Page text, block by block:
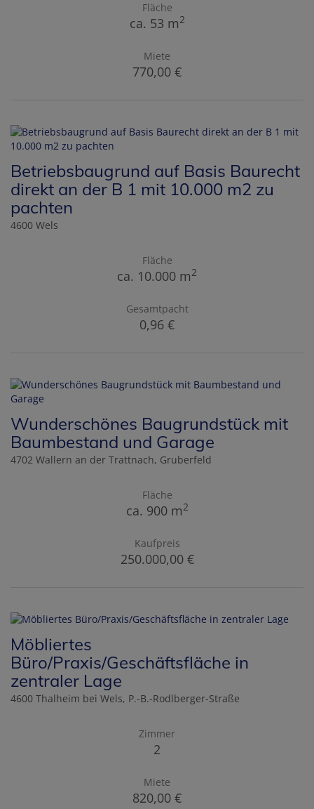
Fläche
ca. 53 m2
Miete
770,00 €
Betriebsbaugrund auf Basis Baurecht
direkt an der B 1 mit 10.000 m2 zu
pachten
4600 Wels
Fläche
ca. 10.000 m2
Gesamtpacht
0,96 €
Wunderschönes Baugrundstück mit
Baumbestand und Garage
4702 Wallern an der Trattnach, Gruberfeld
Fläche
ca. 900 m2
Kaufpreis
250.000,00 €
Möbliertes
Büro/Praxis/Geschäftsfläche in
zentraler Lage
4600 Thalheim bei Wels, P.-B.-Rodlberger-Straße
Zimmer
2
Miete
820,00 €